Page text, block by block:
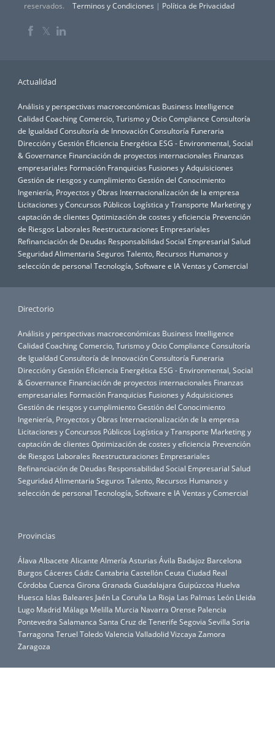
reservados.
Terminos y Condiciones | Política de Privacidad
𝕏
Actualidad
Análisis y perspectivas macroeconómicas Business Intelligence
CalidadCoachingComercio, Turismo y OcioCompliance Consultoría
de IgualdadConsultoría de InnovaciónConsultoría Funeraria
Dirección y Gestión Eficiencia Energética ESG - Environmental, Social
& Governance Financiación de proyectos internacionales Finanzas
empresariales Formación Franquicias Fusiones y Adquisiciones
Gestión de riesgos y cumplimientoGestión del Conocimiento
Ingeniería, Proyectos y Obras Internacionalización de la empresa
Licitaciones y Concursos Públicos Logística y Transporte Marketing y
captación de clientes Optimización de costes y eficiencia Prevención
de Riesgos Laborales Reestructuraciones Empresariales
Refinanciación de Deudas Responsabilidad Social Empresarial Salud
Seguridad Alimentaria Seguros Talento, Recursos Humanos y
selección de personal Tecnología, Software e IAVentas y Comercial
Directorio
Análisis y perspectivas macroeconómicas Business Intelligence
CalidadCoachingComercio, Turismo y OcioCompliance Consultoría
de IgualdadConsultoría de InnovaciónConsultoría Funeraria
Dirección y Gestión Eficiencia Energética ESG - Environmental, Social
& Governance Financiación de proyectos internacionales Finanzas
empresariales Formación Franquicias Fusiones y Adquisiciones
Gestión de riesgos y cumplimientoGestión del Conocimiento
Ingeniería, Proyectos y Obras Internacionalización de la empresa
Licitaciones y Concursos Públicos Logística y Transporte Marketing y
captación de clientes Optimización de costes y eficiencia Prevención
de Riesgos Laborales Reestructuraciones Empresariales
Refinanciación de Deudas Responsabilidad Social Empresarial Salud
Seguridad Alimentaria Seguros Talento, Recursos Humanos y
selección de personal Tecnología, Software e IAVentas y Comercial
Provincias
Álava Albacete Alicante Almería Asturias Ávila Badajoz Barcelona
Burgos Cáceres Cádiz Cantabria CastellónCeuta Ciudad Real
Córdoba Cuenca Girona Granada Guadalajara Guipúzcoa Huelva
Huesca Islas Baleares Jaén La Coruña La Rioja Las Palmas León Lleida
Lugo Madrid Málaga Melilla Murcia Navarra Orense Palencia
Pontevedra Salamanca Santa Cruz de Tenerife Segovia Sevilla Soria
Tarragona Teruel ToledoValencia ValladolidVizcaya Zamora
Zaragoza